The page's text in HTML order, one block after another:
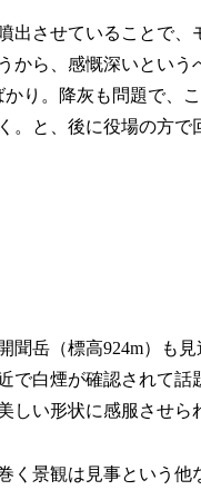
させていることで、
から、感慨深いとい
り。降灰も問題で、
。と、後に役場の方
岳（標高924m）も
で白煙が確認されて
しい形状に感服させら
景観は見事という